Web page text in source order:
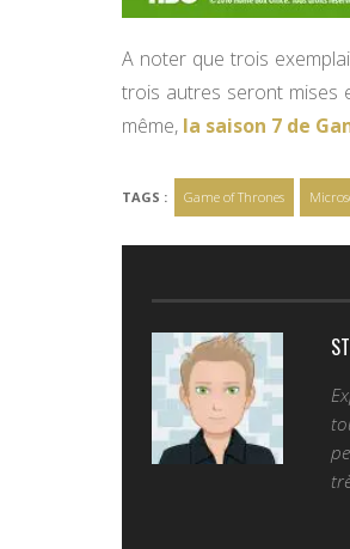
A noter que trois
trois autres seront mises
même, la saison 7 de
TAGS : Game of Thrones